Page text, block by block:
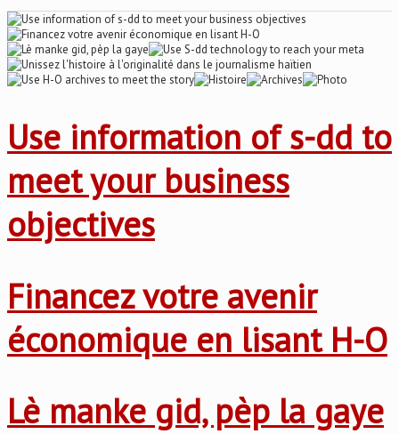
Use information of s-dd to
meet your business
objectives
Financez votre avenir
économique en lisant H-O
Lè manke gid, pèp la gaye